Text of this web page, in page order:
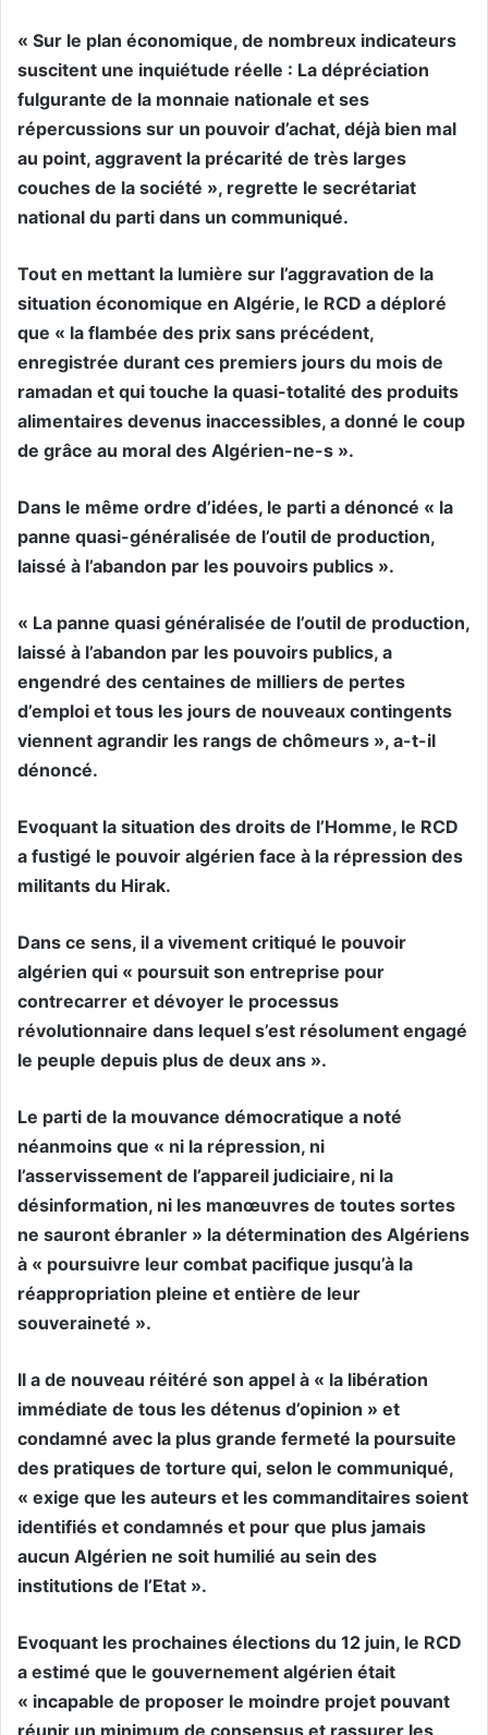
« Sur le plan économique, de nombreux indicateurs
suscitent une inquiétude réelle : La dépréciation
fulgurante de la monnaie nationale et ses
répercussions sur un pouvoir d’achat, déjà bien mal
au point, aggravent la précarité de très larges
couches de la société », regrette le secrétariat
national du parti dans un communiqué.
Tout en mettant la lumière sur l’aggravation de la
situation économique en Algérie, le RCD a déploré
que « la flambée des prix sans précédent,
enregistrée durant ces premiers jours du mois de
ramadan et qui touche la quasi-totalité des produits
alimentaires devenus inaccessibles, a donné le coup
de grâce au moral des Algérien-ne-s ».
Dans le même ordre d’idées, le parti a dénoncé « la
panne quasi-généralisée de l’outil de production,
laissé à l’abandon par les pouvoirs publics ».
« La panne quasi généralisée de l’outil de production,
laissé à l’abandon par les pouvoirs publics, a
engendré des centaines de milliers de pertes
d’emploi et tous les jours de nouveaux contingents
viennent agrandir les rangs de chômeurs », a-t-il
dénoncé.
Evoquant la situation des droits de l’Homme, le RCD
a fustigé le pouvoir algérien face à la répression des
militants du Hirak.
Dans ce sens, il a vivement critiqué le pouvoir
algérien qui « poursuit son entreprise pour
contrecarrer et dévoyer le processus
révolutionnaire dans lequel s’est résolument engagé
le peuple depuis plus de deux ans ».
Le parti de la mouvance démocratique a noté
néanmoins que « ni la répression, ni
l’asservissement de l’appareil judiciaire, ni la
désinformation, ni les manœuvres de toutes sortes
ne sauront ébranler » la détermination des Algériens
à « poursuivre leur combat pacifique jusqu’à la
réappropriation pleine et entière de leur
souveraineté ».
Il a de nouveau réitéré son appel à « la libération
immédiate de tous les détenus d’opinion » et
condamné avec la plus grande fermeté la poursuite
des pratiques de torture qui, selon le communiqué,
« exige que les auteurs et les commanditaires soient
identifiés et condamnés et pour que plus jamais
aucun Algérien ne soit humilié au sein des
institutions de l’Etat ».
Evoquant les prochaines élections du 12 juin, le RCD
a estimé que le gouvernement algérien était
« incapable de proposer le moindre projet pouvant